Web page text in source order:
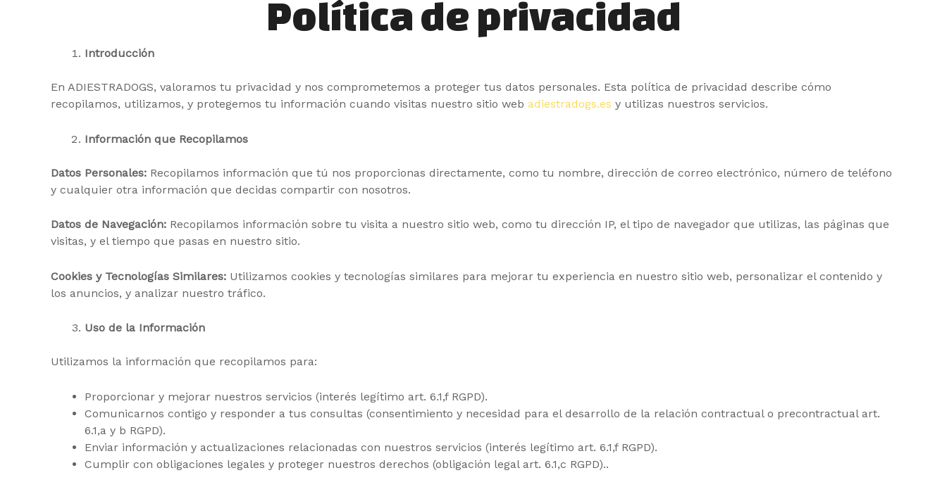
Política de privacidad
Introducción
En ADIESTRADOGS, valoramos tu privacidad y nos comprometemos a proteger tus datos personales. Esta política de privacidad describe cómo
recopilamos, utilizamos, y protegemos tu información cuando visitas nuestro sitio web adiestradogs.es y utilizas nuestros servicios.
Información que Recopilamos
Datos Personales: Recopilamos información que tú nos proporcionas directamente, como tu nombre, dirección de correo electrónico, número de teléfono
y cualquier otra información que decidas compartir con nosotros.
Datos de Navegación: Recopilamos información sobre tu visita a nuestro sitio web, como tu dirección IP, el tipo de navegador que utilizas, las páginas que
visitas, y el tiempo que pasas en nuestro sitio.
Cookies y Tecnologías Similares: Utilizamos cookies y tecnologías similares para mejorar tu experiencia en nuestro sitio web, personalizar el contenido y
los anuncios, y analizar nuestro tráfico.
Uso de la Información
Utilizamos la información que recopilamos para:
Proporcionar y mejorar nuestros servicios (interés legítimo art. 6.1,f RGPD).
Comunicarnos contigo y responder a tus consultas (consentimiento y necesidad para el desarrollo de la relación contractual o precontractual art.
6.1,a y b RGPD).
Enviar información y actualizaciones relacionadas con nuestros servicios (interés legítimo art. 6.1,f RGPD).
Cumplir con obligaciones legales y proteger nuestros derechos (obligación legal art. 6.1,c RGPD)..